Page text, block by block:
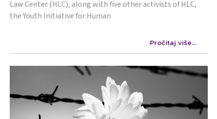
Law Center (HLC), along with five other activists of HLC,
the Youth Initiative for Human
Pročitaj više...